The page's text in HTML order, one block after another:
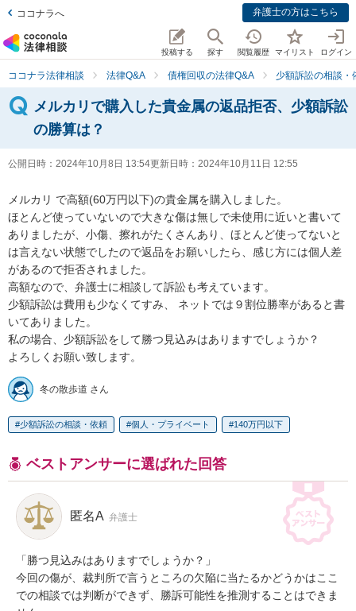
ココナラへ 弁護士の方はこちら
投稿する 探す 閲覧履歴 マイリスト ログイン
ココナラ法律相談 法律Q&A 債権回収の法律Q&A 少額訴訟の相談・
メルカリで購入した貴金属の返品拒否、少額訴訟
の勝算は？
公開日時： 2024年10月8日 13:54更新日時： 2024年10月11日 12:55
メルカリ で高額(60万円以下)の貴金属を購入しました。
ほとんど使っていないので大きな傷は無しで未使用に近いと書いて
ありましたが、小傷、擦れがたくさんあり、ほとんど使ってないと
は言えない状態でしたので返品をお願いしたら、感じ方には個人差
があるので拒否されました。
高額なので、弁護士に相談して訴訟も考えています。
少額訴訟は費用も少なくてすみ、 ネットでは９割位勝率があると書
いてありました。
私の場合、少額訴訟をして勝つ見込みはありますでしょうか？
よろしくお願い致します。
冬の散歩道 さん
少額訴訟の相談・依頼 個人・プライベート 140万円以下
ベストアンサーに選ばれた回答
匿名A 弁護士
「勝つ見込みはありますでしょうか？」
今回の傷が、裁判所で言うところの欠陥に当たるかどうかはここ
での相談では判断ができず、勝訴可能性を推測することはできま